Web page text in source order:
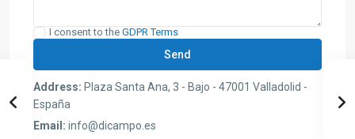
I consent to the GDPR Terms
Address: Plaza Santa Ana, 3 - Bajo - 47001 Valladolid -
España
Email: info@dicampo.es